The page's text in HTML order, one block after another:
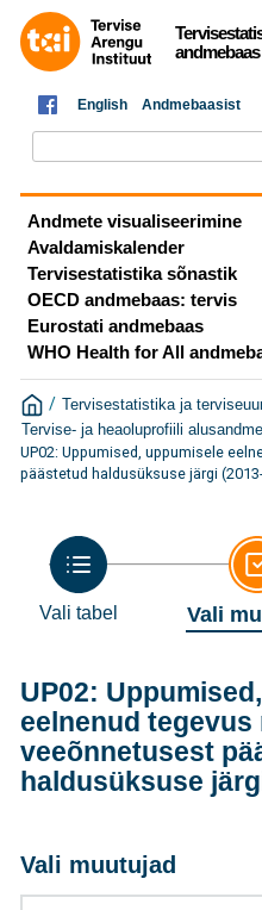
andmebaas
English Andmebaasist
Andmete visualiseerimine
Avaldamiskalender
Tervisestatistika sõnastik
OECD andmebaas: tervis
Eurostati andmebaas
WHO Health for All
/ Tervisestatistika ja
Tervise- ja heaoluprofiili
UP02: Uppumised, uppumisele
päästetud haldusüksuse järgi
Vali tabel Vali
UP02:
eelnenud tegevus
veeõnnetusest
haldusüksuse
Vali muutujad